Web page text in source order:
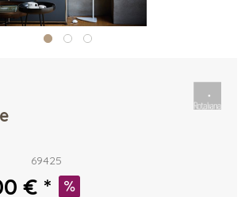
69425
€ *